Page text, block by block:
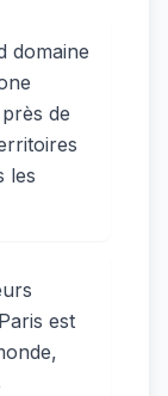
domaine
de
les
est